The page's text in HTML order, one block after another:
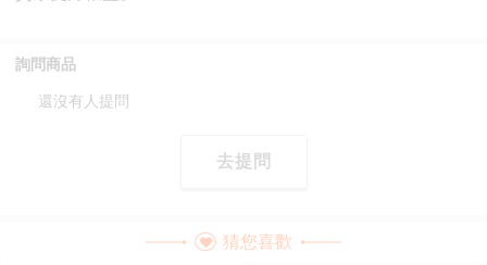
詢問商品
還沒有人提問
去提問
猜您喜歡